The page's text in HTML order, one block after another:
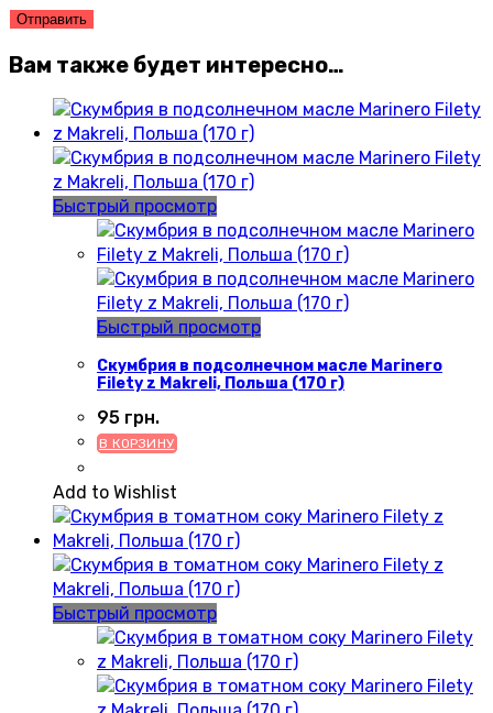
Вам также будет интересно…
Быстрый просмотр
Быстрый просмотр
Скумбрия в подсолнечном масле Marinero
Filety z Makreli, Польша (170 г)
95 грн.
В КОРЗИНУ
Add to Wishlist
Быстрый просмотр